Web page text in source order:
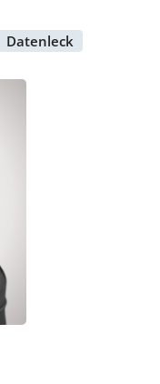
Datenleck